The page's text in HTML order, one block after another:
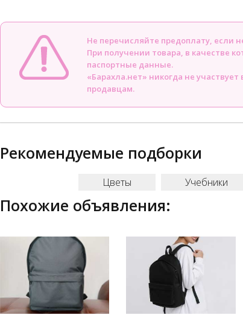
Не перечисляйте предоплату, если
При получении товара, в качестве
паспортные данные.
«Барахла.нет» никогда не
продавцам.
Рекомендуемые подборки
Цветы Учебники
Похожие объявления: